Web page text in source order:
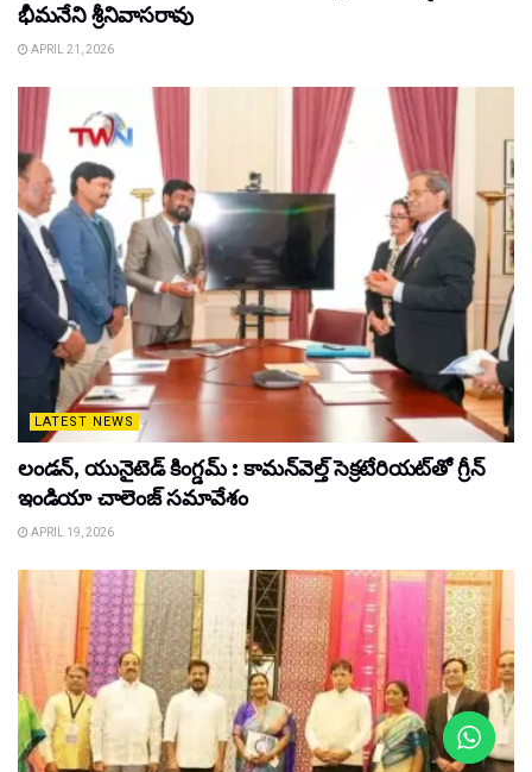
భీమనేని శ్రీనివాసరావు
APRIL 21, 2026
LATEST NEWS
లండన్, యునైటెడ్ కింగ్డమ్ : కామన్‌వెల్త్ సెక్రటేరియట్‌తో గ్రీన్
ఇండియా చాలెంజ్ సమావేశం
APRIL 19, 2026